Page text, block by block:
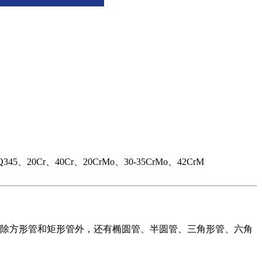
、20Cr、40Cr、20CrMo、30-35CrMo、42CrM
方形管和矩形管外，还有椭圆管、半圆管、三角形管、六角